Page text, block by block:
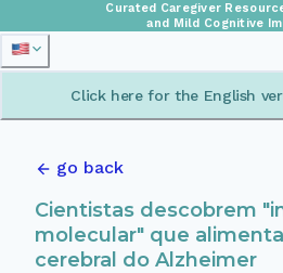
Curated Caregiver
and Mild Cognitive
Click here for the English
go back
Cientistas descobrem
molecular" que
cerebral do Alzheimer